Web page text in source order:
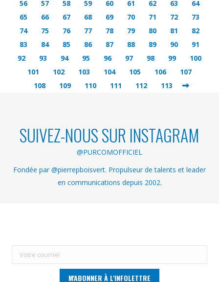
56
57 58 59 60 61 62 63
64
65
66 67 68 69 70 71 72
73
74
75 76 77 78 79 80 81
82
83
84 85 86 87 88 89 90
91
92
93 94 95 96 97 98 99
100
101
102 103 104 105 106
107
108
109 110 111 112 113
SUIVEZ-NOUS SUR INSTAGRAM
@PURCOMOFFICIEL
Fondée par @pierrepboisvert. Propulseur de talents et leader
en communications depuis 2002.